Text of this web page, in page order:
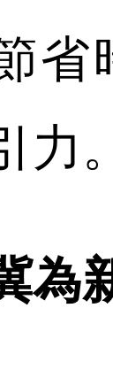
省
力。
為